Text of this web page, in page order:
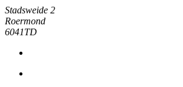
Stadsweide 2
Roermond
6041TD